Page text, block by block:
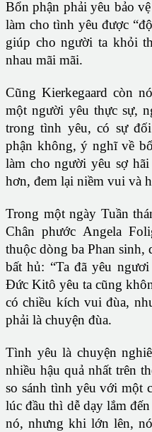
Bổn phận phải yêu bảo
làm cho tình yêu được
giúp cho người ta khỏi
nhau mãi mãi.
Cũng Kierkegaard còn
một người yêu thực sự,
trong tình yêu, có sự
phận không, ý nghĩ về
làm cho người yêu sợ
hơn, đem lại niềm vui và
Trong một ngày Tuần
Chân phước Angela
thuộc dòng ba Phan
bất hủ: “Ta đã yêu
Đức Kitô yêu ta cũng
có chiều kích vui đùa,
phải là chuyện đùa.
Tình yêu là chuyện
nhiều hậu quả nhất trên
so sánh tình yêu với một
lúc đầu thì dễ dạy lắm
nó, nhưng khi lớn lên,